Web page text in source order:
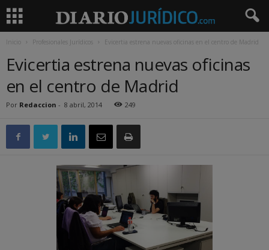
Inicio Profesionales Jurídicos Evicertia estrena nuevas oficinas en el centro de Madrid
Evicertia estrena nuevas oficinas
en el centro de Madrid
Por Redaccion - 8 abril, 2014 249